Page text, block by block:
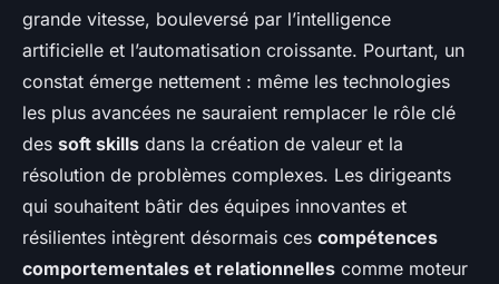
grande vitesse, bouleversé par l’intelligence
artificielle et l’automatisation croissante. Pourtant, un
constat émerge nettement : même les technologies
les plus avancées ne sauraient remplacer le rôle clé
des soft skills dans la création de valeur et la
résolution de problèmes complexes. Les dirigeants
qui souhaitent bâtir des équipes innovantes et
résilientes intègrent désormais ces compétences
comportementales et relationnelles comme moteur